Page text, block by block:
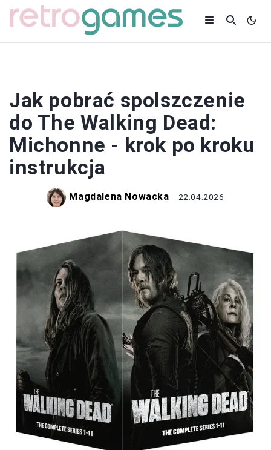
Jak pobrać spolszczenie
do The Walking Dead:
Michonne - krok po kroku
instrukcja
Magdalena Nowacka 22.04.2026